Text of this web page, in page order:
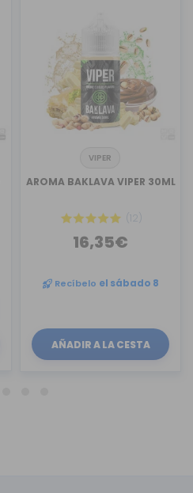
VIPER
AROMA BAKLAVA VIPER 30ML
(12)
16,35€
Recíbelo el sábado 8
AÑADIR A LA CESTA